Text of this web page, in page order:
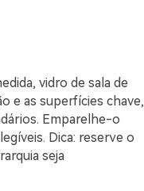
vidro de sala de
e as superfícies chave,
Emparelhe-o
Dica: reserve o
seja